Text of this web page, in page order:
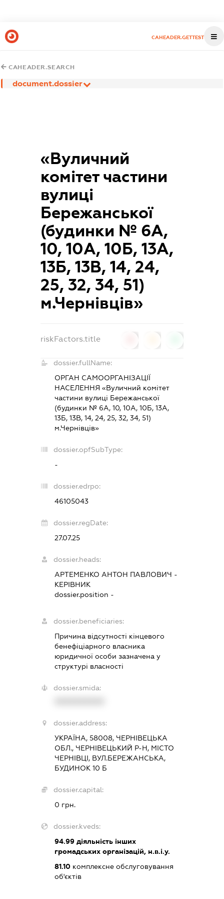
CAHEADER.GETTEST
CAHEADER.SEARCH
document.dossier
«Вуличний
комітет частини
вулиці
Бережанської
(будинки № 6А,
10, 10А, 10Б, 13А,
13Б, 13В, 14, 24,
25, 32, 34, 51)
м.Чернівців»
riskFactors.title
dossier.fullName:
ОРГАН САМООРГАНІЗАЦІЇ
НАСЕЛЕННЯ «Вуличний комітет
частини вулиці Бережанської
(будинки № 6А, 10, 10А, 10Б, 13А,
13Б, 13В, 14, 24, 25, 32, 34, 51)
м.Чернівців»
dossier.opfSubType:
-
dossier.edrpo:
46105043
dossier.regDate:
27.07.25
dossier.heads:
АРТЕМЕНКО АНТОН ПАВЛОВИЧ -
КЕРІВНИК
dossier.position -
dossier.beneficiaries:
Причина відсутності кінцевого
бенефіціарного власника
юридичної особи зазначена у
структурі власності
dossier.smida:
dossier.address:
УКРАЇНА, 58008, ЧЕРНІВЕЦЬКА
ОБЛ., ЧЕРНІВЕЦЬКИЙ Р-Н, МІСТО
ЧЕРНІВЦІ, ВУЛ.БЕРЕЖАНСЬКА,
БУДИНОК 10 Б
dossier.capital:
0 грн.
dossier.kveds:
94.99діяльність інших
громадських організацій, н.в.і.у.
81.10комплексне обслуговування
об'єктів